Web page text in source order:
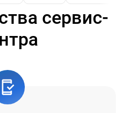
сервис-